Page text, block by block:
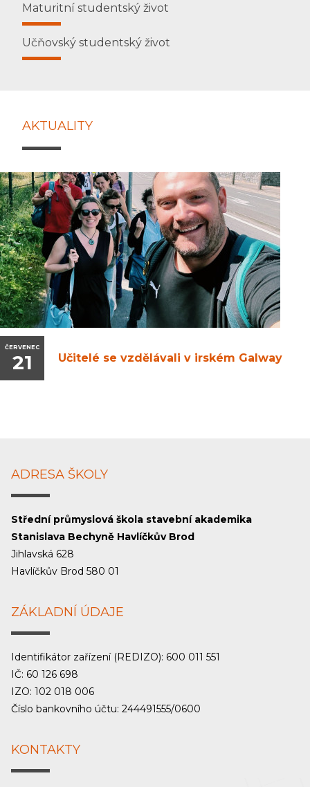
Maturitní studentský život
Učňovský studentský život
AKTUALITY
ČERVENEC
21 Učitelé se vzdělávali v irském Galway
ADRESA ŠKOLY
Střední průmyslová škola stavební akademika
Stanislava Bechyně Havlíčkův Brod
Jihlavská 628
Havlíčkův Brod 580 01
ZÁKLADNÍ ÚDAJE
Identifikátor zařízení (REDIZO): 600 011 551
IČ: 60 126 698
IZO: 102 018 006
Číslo bankovního účtu: 244491555/0600
KONTAKTY